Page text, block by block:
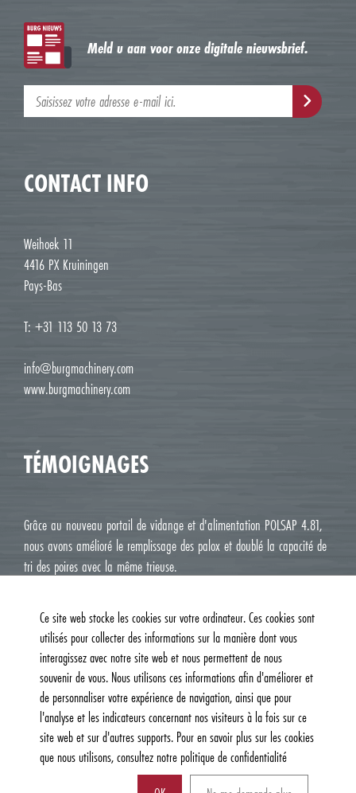
Meld u aan voor onze digitale nieuwsbrief.
CONTACT INFO
Weihoek 11
4416 PX Kruiningen
Pays-Bas
T: +31 113 50 13 73
info@burgmachinery.com
www.burgmachinery.com
TÉMOIGNAGES
Grâce au nouveau portail de vidange et d'alimentation POLSAP 4.81,
nous avons amélioré le remplissage des palox et doublé la capacité de
tri des poires avec la même trieuse.
© 2026, Burg Machinefabriek B.V. | Tous droits réservés |Politique de
AM Creatie
Ce site web stocke les cookies sur votre ordinateur. Ces cookies sont
utilisés pour collecter des informations sur la manière dont vous
interagissez avec notre site web et nous permettent de nous
souvenir de vous. Nous utilisons ces informations afin d'améliorer et
de personnaliser votre expérience de navigation, ainsi que pour
l'analyse et les indicateurs concernant nos visiteurs à la fois sur ce
site web et sur d'autres supports. Pour en savoir plus sur les cookies
que nous utilisons, consultez notre politique de confidentialité